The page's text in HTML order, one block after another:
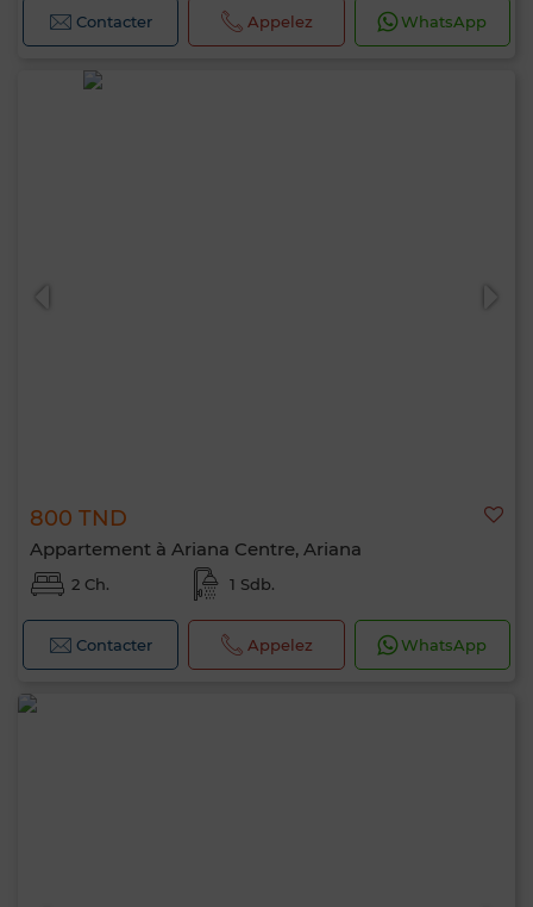
Contacter Appelez WhatsApp
800 TND
Appartement à Ariana Centre, Ariana
2 Ch. 1 Sdb.
Contacter Appelez WhatsApp
Bonjour, je suis MIA. Quel critère souhaitez-